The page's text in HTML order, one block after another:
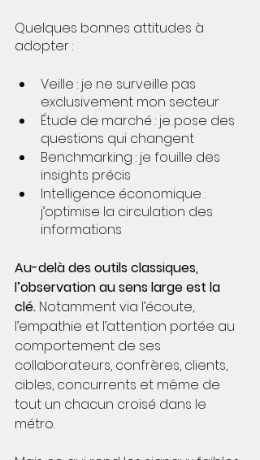
Quelques bonnes attitudes à
adopter :
Veille : je ne surveille pas
exclusivement mon secteur
Étude de marché : je pose des
questions qui changent
Benchmarking : je fouille des
insights précis
Intelligence économique :
j’optimise la circulation des
informations
Au-delà des outils classiques,
l’observation au sens large est la
clé. Notamment via l’écoute,
l’empathie et l’attention portée au
comportement de ses
collaborateurs, confrères, clients,
cibles, concurrents et même de
tout un chacun croisé dans le
métro.